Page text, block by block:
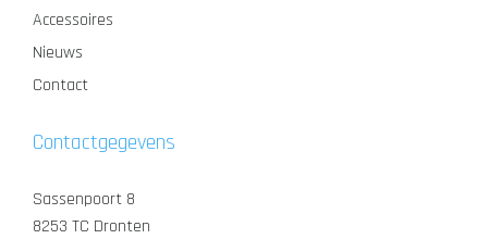
Accessoires
Nieuws
Contact
Contactgegevens
Sassenpoort 8
8253 TC Dronten